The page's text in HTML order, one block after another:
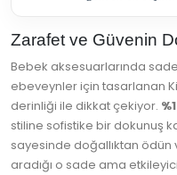
Zarafet ve Güvenin
Bebek aksesuarlarında
ebeveynler için tasarlanan
derinliği ile dikkat çekiyor.
stiline sofistike bir dokunuş
sayesinde doğallıktan
aradığı o sade ama